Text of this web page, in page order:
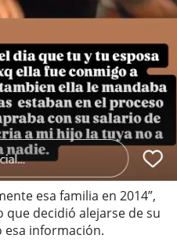
esa familia en 2014”,
decidió alejarse de su
información.